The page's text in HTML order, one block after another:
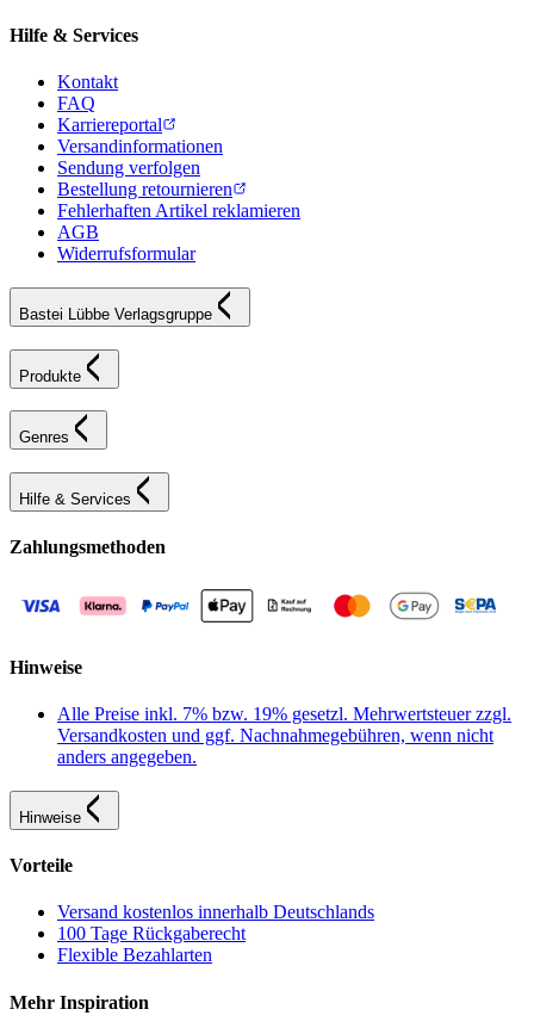
Hilfe & Services
Kontakt
FAQ
Karriereportal
Versandinformationen
Sendung verfolgen
Bestellung retournieren
Fehlerhaften Artikel reklamieren
AGB
Widerrufsformular
Bastei Lübbe Verlagsgruppe
Produkte
Genres
Hilfe & Services
Zahlungsmethoden
Hinweise
Alle Preise inkl. 7% bzw. 19% gesetzl. Mehrwertsteuer zzgl.
Versandkosten und ggf. Nachnahmegebühren, wenn nicht
anders angegeben.
Hinweise
Vorteile
Versand kostenlos innerhalb Deutschlands
100 Tage Rückgaberecht
Flexible Bezahlarten
Mehr Inspiration